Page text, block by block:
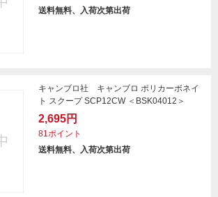
送料無料、入荷次第出荷
キャンブロ社 キャンブロ ポリカーボネイ
ト スクープ SCP12CW ＜BSK04012＞
2,695円
81ポイント
送料無料、入荷次第出荷